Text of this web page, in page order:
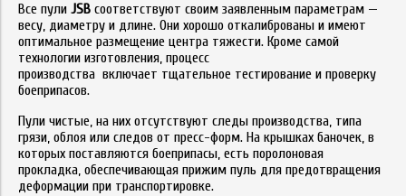
Все пули JSB соответствуют своим заявленным параметрам —
весу, диаметру и длине. Они хорошо откалиброваны и имеют
оптимальное размещение центра тяжести. Кроме самой
технологии изготовления, процесс
производства включает тщательное тестирование и проверку
боеприпасов.
Пули чистые, на них отсутствуют следы производства, типа
грязи, облоя или следов от пресс-форм. На крышках баночек, в
которых поставляются боеприпасы, есть поролоновая
прокладка, обеспечивающая прижим пуль для предотвращения
деформации при транспортировке.